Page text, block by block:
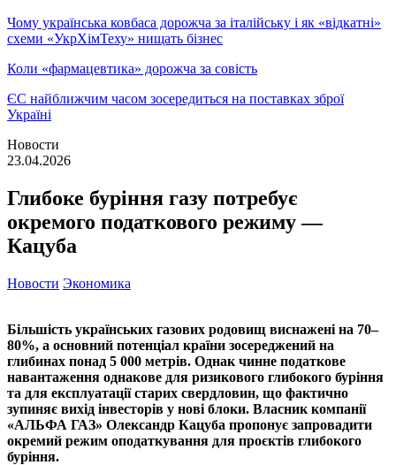
Чому українська ковбаса дорожча за італійську і як «відкатні»
схеми «УкрХімТеху» нищать бізнес
Коли «фармацевтика» дорожча за совість
ЄС найближчим часом зосередиться на поставках зброї
Україні
Новости
23.04.2026
Глибоке буріння газу потребує
окремого податкового режиму —
Кацуба
Новости Экономика
Більшість українських газових родовищ виснажені на 70–
80%, а основний потенціал країни зосереджений на
глибинах понад 5 000 метрів. Однак чинне податкове
навантаження однакове для ризикового глибокого буріння
та для експлуатації старих свердловин, що фактично
зупиняє вихід інвесторів у нові блоки. Власник компанії
«АЛЬФА ГАЗ» Олександр Кацуба пропонує запровадити
окремий режим оподаткування для проєктів глибокого
буріння.